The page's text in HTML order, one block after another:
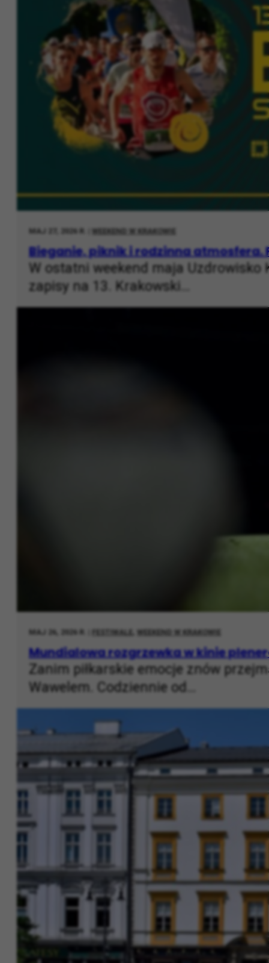
MAJ 27, 2026 R. | WEEKEND W KRAKOWIE
Bieganie, piknik i rodzinna atmosfera.
W ostatni weekend maja
MAJ 26, 2026 R. |FESTIWALE, WEEKEND W KRAKOWIE
Mundialowa rozgrzewka w kinie
Wawelem. Codziennie od…